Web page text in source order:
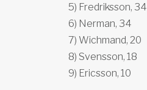
5) Fredriksson, 34
6) Nerman, 34
7) Wichmand, 20
8) Svensson, 18
9) Ericsson, 10